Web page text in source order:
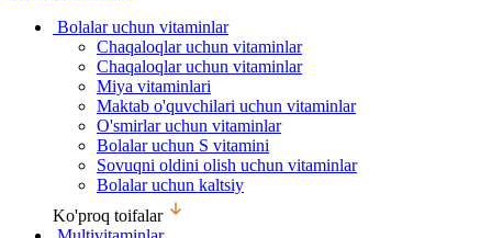
Bolalar uchun vitaminlar
Chaqaloqlar uchun vitaminlar
Chaqaloqlar uchun vitaminlar
Miya vitaminlari
Maktab o'quvchilari uchun vitaminlar
O'smirlar uchun vitaminlar
Bolalar uchun S vitamini
Sovuqni oldini olish uchun vitaminlar
Bolalar uchun kaltsiy
Ko'proq toifalar